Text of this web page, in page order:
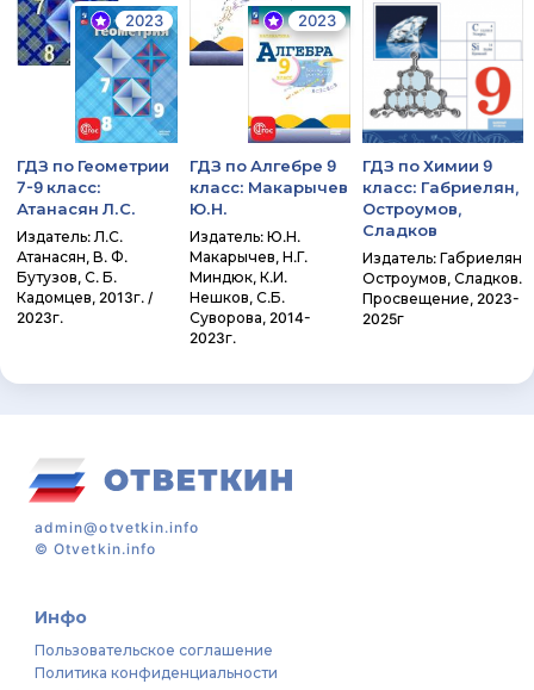
2023
ГДЗ по Геометрии
7-9 класс:
Атанасян Л.С.
Издатель: Л.С.
Атанасян, В. Ф.
Бутузов, С. Б.
Кадомцев, 2013г. /
2023г.
2023
ГДЗ по Алгебре 9
класс: Макарычев
Ю.Н.
Издатель: Ю.Н.
Макарычев, Н.Г.
Миндюк, К.И.
Нешков, С.Б.
Суворова, 2014-
2023г.
ГДЗ по Химии 9
класс: Габриелян,
Остроумов,
Сладков
Издатель: Габриелян
Остроумов, Сладков.
Просвещение, 2023-
2025г
admin@otvetkin.info
©Otvetkin.info
Инфо
Пользовательское соглашение
Политика конфиденциальности